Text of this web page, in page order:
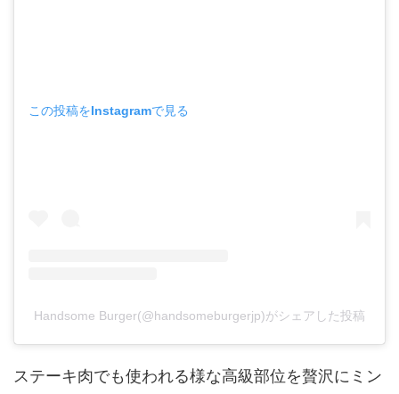
この投稿をInstagramで見る
Handsome Burger(@handsomeburgerjp)がシェアした投稿
ステーキ肉でも使われる様な高級部位を贅沢にミン